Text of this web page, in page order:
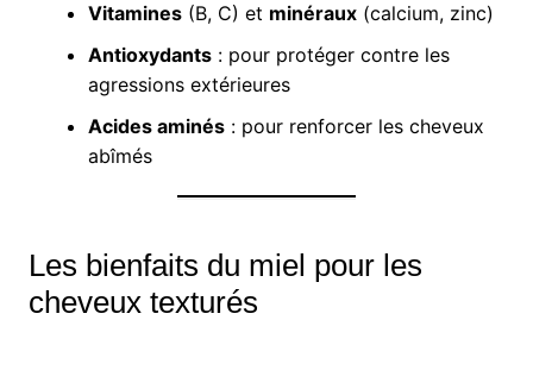
Vitamines(B, C) et minéraux(calcium, zinc)
Antioxydants: pour protéger contre les
agressions extérieures
Acides aminés: pour renforcer les cheveux
abîmés
Les bienfaits du miel pour les
cheveux texturés